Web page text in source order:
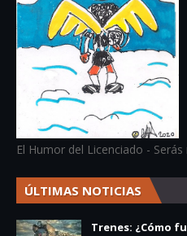
El Humor del Licenciado -
ÚLTIMAS NOTICIAS
Trenes: ¿Cómo